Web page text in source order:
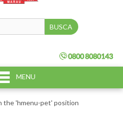
MENU
the 'hmenu-pet' position